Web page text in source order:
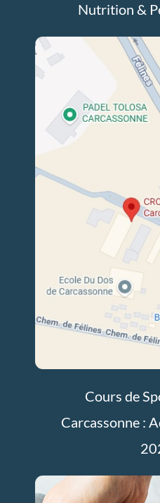
Nutrition &
Cours de
Carcassonne :